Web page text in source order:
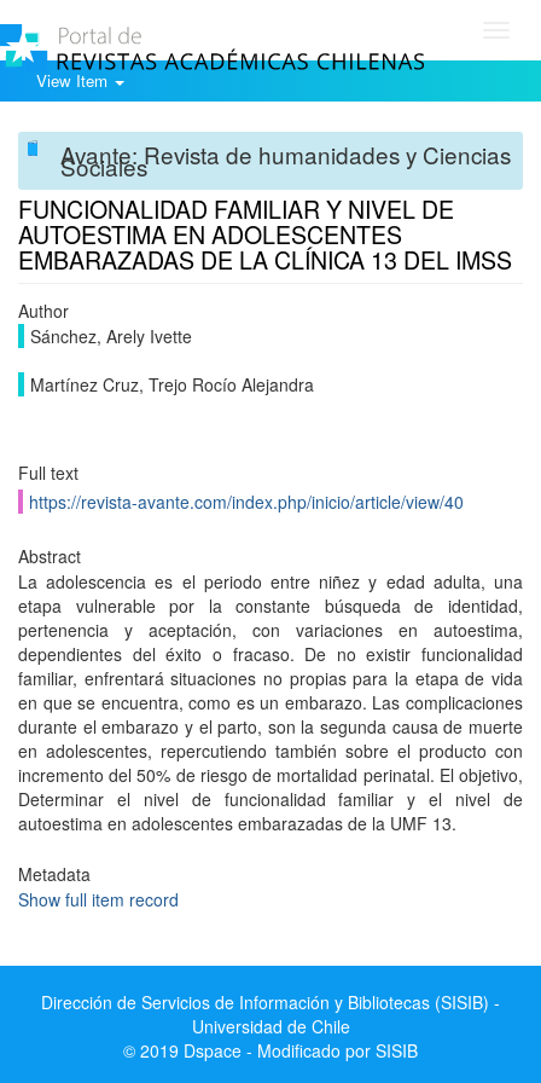
View Item
Avante: Revista de humanidades y Ciencias
Sociales
FUNCIONALIDAD FAMILIAR Y NIVEL DE
AUTOESTIMA EN ADOLESCENTES
EMBARAZADAS DE LA CLÍNICA 13 DEL IMSS
Author
Sánchez, Arely Ivette
Martínez Cruz, Trejo Rocío Alejandra
Full text
https://revista-avante.com/index.php/inicio/article/view/40
Abstract
La adolescencia es el periodo entre niñez y edad adulta, una
etapa vulnerable por la constante búsqueda de identidad,
pertenencia y aceptación, con variaciones en autoestima,
dependientes del éxito o fracaso. De no existir funcionalidad
familiar, enfrentará situaciones no propias para la etapa de vida
en que se encuentra, como es un embarazo. Las complicaciones
durante el embarazo y el parto, son la segunda causa de muerte
en adolescentes, repercutiendo también sobre el producto con
incremento del 50% de riesgo de mortalidad perinatal. El objetivo,
Determinar el nivel de funcionalidad familiar y el nivel de
autoestima en adolescentes embarazadas de la UMF 13.
Metadata
Show full item record
Dirección de Servicios de Información y Bibliotecas (SISIB) -
Universidad de Chile
© 2019 Dspace - Modificado por SISIB